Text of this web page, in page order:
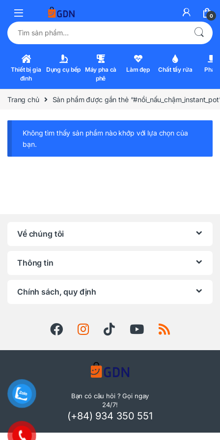
0
Tìm kiếm:
Thiết bị gia
đình
Dụng cụ bếp Máy pha cà
phê
Làm đẹp Chất tẩy rửa Pha
Trang chủ Sản phẩm được gắn thẻ
Không tìm thấy sản phẩm nào khớp với lựa chọn của
bạn.
Về chúng tôi
Thông tin
Chính sách, quy định
Bạn có câu hỏi ? Gọi ngay
24/7!
(+84) 934 350 551